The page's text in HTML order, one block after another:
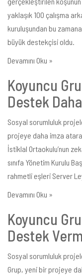
yaklaşık 100 çalışma
kuruluşundan bu zamana
büyük destekçisi oldu.
Devamını Oku »
Koyuncu
Destek Daha
Sosyal sorumluluk
projeye daha imza
İstiklal Ortaokulu’nun
sınıfa Yönetim Kurulu
rahmetli eşleri Server
Devamını Oku »
Koyuncu
Destek
Sosyal sorumluluk
Grup, yeni bir projeye